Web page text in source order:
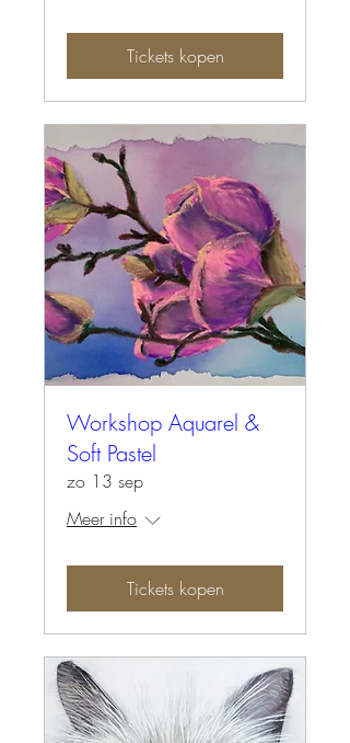
Tickets kopen
Workshop Aquarel &
Soft Pastel
zo 13 sep
Meer info
Tickets kopen